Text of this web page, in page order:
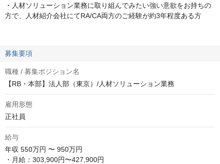
・人材ソリューション業務に取り組んでみたい強い意欲をお持ちの
方で、人材紹介会社にてRA/CA両方のご経験が約3年程度ある方
募集要項
職種 / 募集ポジション名
【RB・本部】法人部（東京）/人材ソリューション業務
雇用形態
正社員
給与
年収 550万円 〜 950万円
・月給：303,900円〜427,900円